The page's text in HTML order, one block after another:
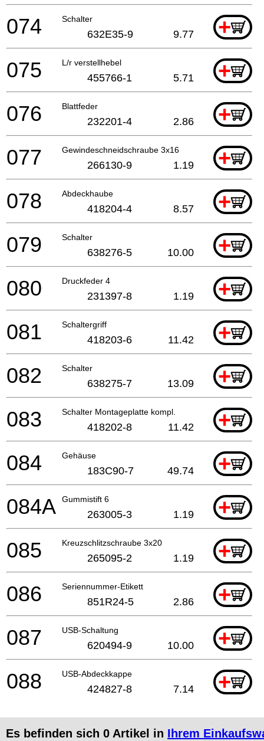
Schalter +
074 632E35-9 9.77
L/r verstellhebel +
075 455766-1 5.71
Blattfeder +
076 232201-4 2.86
Gewindeschneidschraube 3x16 +
077 266130-9 1.19
Abdeckhaube +
078 418204-4 8.57
Schalter +
079 638276-5 10.00
Druckfeder 4 +
080 231397-8 1.19
Schaltergriff +
081 418203-6 11.42
Schalter +
082 638275-7 13.09
Schalter Montageplatte kompl. +
083 418202-8 11.42
Gehäuse +
084 183C90-7 49.74
Gummistift 6 +
084A 263005-3 1.19
Kreuzschlitzschraube 3x20 +
085 265095-2 1.19
Seriennummer-Etikett +
086 851R24-5 2.86
USB-Schaltung +
087 620494-9 10.00
USB-Abdeckkappe +
088 424827-8 7.14
Es befinden sich 0 Artikel in Ihrem